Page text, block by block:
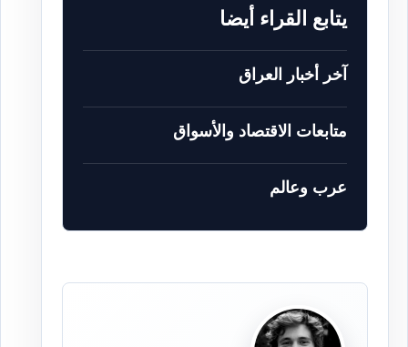
يتابع القراء أيضا
آخر أخبار العراق
متابعات الاقتصاد والأسواق
عرب وعالم